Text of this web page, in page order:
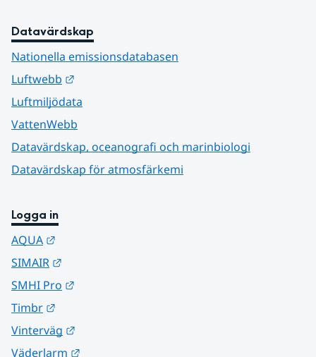
Datavärdskap
Nationella emissionsdatabasen
Luftwebb
Luftmiljödata
VattenWebb
Datavärdskap, oceanografi och marinbiologi
Datavärdskap för atmosfärkemi
Logga in
AQUA
SIMAIR
SMHI Pro
Timbr
Vinterväg
Väderlarm